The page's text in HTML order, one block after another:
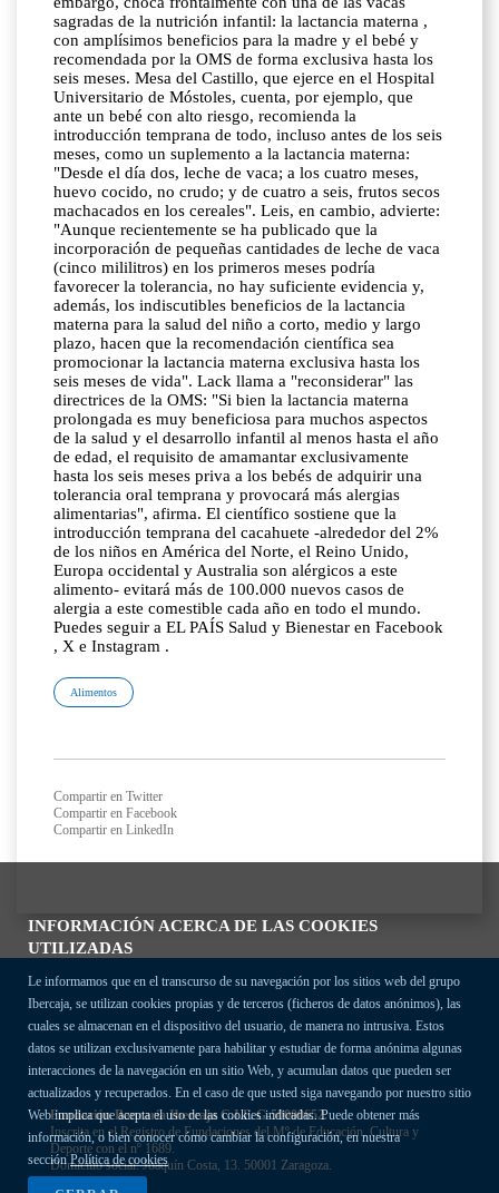
INFORMACIÓN ACERCA DE LAS COOKIES
UTILIZADAS
Le informamos que en el transcurso de su navegación por los sitios web del grupo
Ibercaja, se utilizan cookies propias y de terceros (ficheros de datos anónimos), las
cuales se almacenan en el dispositivo del usuario, de manera no intrusiva. Estos
datos se utilizan exclusivamente para habilitar y estudiar de forma anónima algunas
interacciones de la navegación en un sitio Web, y acumulan datos que pueden ser
actualizados y recuperados. En el caso de que usted siga navegando por nuestro sitio
Web implica que acepta el uso de las cookies indicadas. Puede obtener más
información, o bien conocer cómo cambiar la configuración, en nuestra
secciónPolítica de cookies
Alimentos
Compartir en Twitter
Compartir en Facebook
Compartir en LinkedIn
Fundación Bancaria Ibercaja C.I.F. G-50000652.
Inscrita en el Registro de Fundaciones del Mº de Educación, Cultura y
Deporte con el nº 1689.
Domicilio social: Joaquín Costa, 13. 50001 Zaragoza.